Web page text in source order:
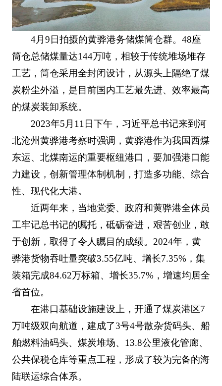
4月9日拍摄的黄骅港务储煤筒仓群。48座
筒仓总储煤量达144万吨，相较于传统堆场堆存
工艺，筒仓采用全封闭设计，从源头上隔绝了煤
炭粉尘外溢，是目前国内工艺最先进、效率最高
的煤炭装卸系统。
2023年5月11日下午，习近平总书记来到河
北沧州黄骅港考察时强调，黄骅港作为我国西煤
东运、北煤南运的重要枢纽港口，要加强港口能
力建设，创新管理体制机制，打造多功能、综合
性、现代化大港。
近两年来，当地党委、政府和黄骅港全体员
工牢记总书记的嘱托，砥砺奋进，艰苦创业，敢
于创新，取得了令人瞩目的成绩。2024年，黄
骅港货物吞吐量突破3.55亿吨、增长7.35%，集
装箱完成84.62万标箱、增长35.7%，增速均居全
省首位。
在港口基础设施建设上，开通了煤炭港区7
万吨级双向航道，建成了3号4号散杂货码头、船
舶燃料油码头、煤炭堆场、13.8公里液化管廊、
公共保税仓库等重点工程，形成了较为完备的海
陆联运综合体系。